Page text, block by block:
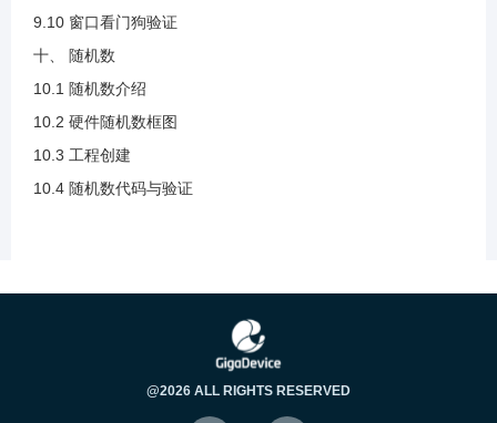
5.2 RTC框图的时钟来源和校准.mp4
5.6 创建RTC工程.mp4
9.10 窗口看门狗验证
十、 随机数
10.1 随机数介绍
10.2 硬件随机数框图
10.3 工程创建
10.4 随机数代码与验证
@2026 ALL RIGHTS RESERVED